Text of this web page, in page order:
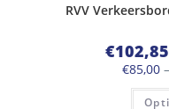
RVV
€102,85
€85,00 –